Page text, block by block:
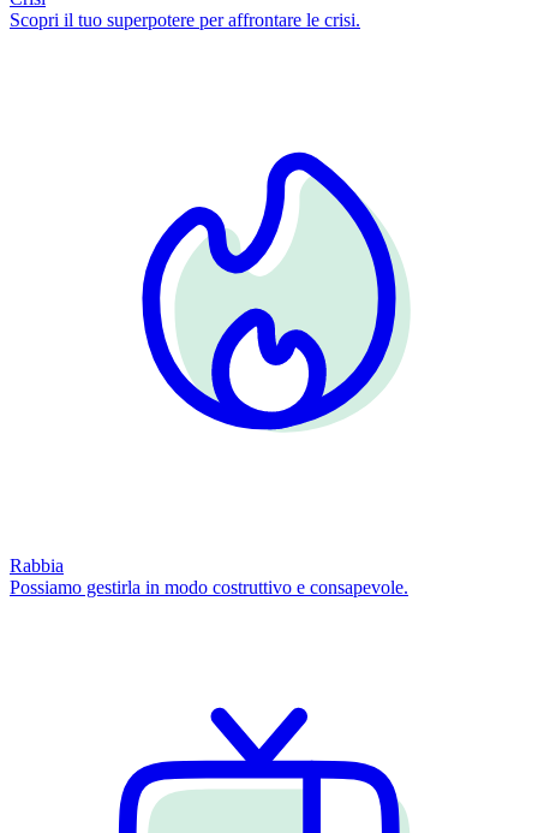
Scopri il tuo superpotere per affrontare le crisi.
Rabbia
Possiamo gestirla in modo costruttivo e consapevole.